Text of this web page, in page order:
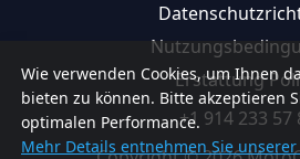
Wie verwenden Cookies, um Ihnen
bieten zu können. Bitte akzeptieren
optimalen Performance.
Mehr Details entnehmen Sie
Erstattung
+1 914 233 57